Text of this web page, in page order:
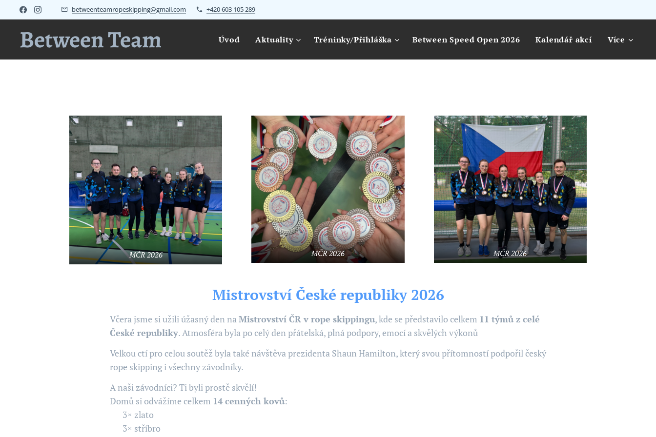
betweenteamropeskipping@gmail.com +420 603 105 289
Between Team Úvod Aktuality Tréninky/Přihláška Between Speed Open 2026 Kalendář akcí Více
MČR 2026 MČR 2026 MČR 2026
🥇🇨🇿 Mistrovství České republiky 2026 🇨🇿🥇
Včera jsme si užili úžasný den naMistrovství ČR v rope skippingu, kde se představilo celkem 11 týmů z celé
České republiky. Atmosféra byla po celý den přátelská, plná podpory, emocí a skvělých výkonů 🩵🖤💛
Velkou ctí pro celou soutěž byla také návštěva prezidenta Shaun Hamilton, který svou přítomností podpořil český
rope skipping i všechny závodníky.
A naši závodníci? Ti byli prostě skvělí! 🔥
Domů si odvážíme celkem 14 cenných kovů:
🥇 3× zlato
🥈 3× stříbro